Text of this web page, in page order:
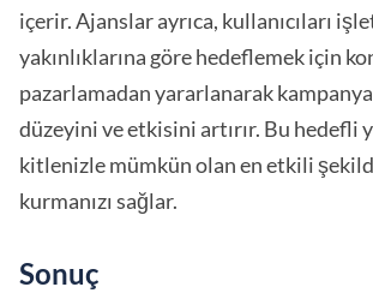
içerir. Ajanslar ayrıca, kullanıcıları
yakınlıklarına göre hedeflemek için
pazarlamadan yararlanarak
düzeyini ve etkisini artırır. Bu hedefli
kitlenizle mümkün olan en etkili
kurmanızı sağlar.
Sonuç